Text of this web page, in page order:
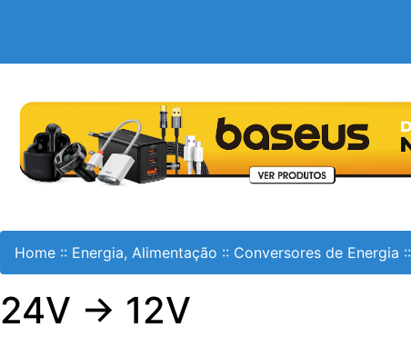
Home :: Energia, Alimentação :: Conversores de Energia ::
24V -> 12V